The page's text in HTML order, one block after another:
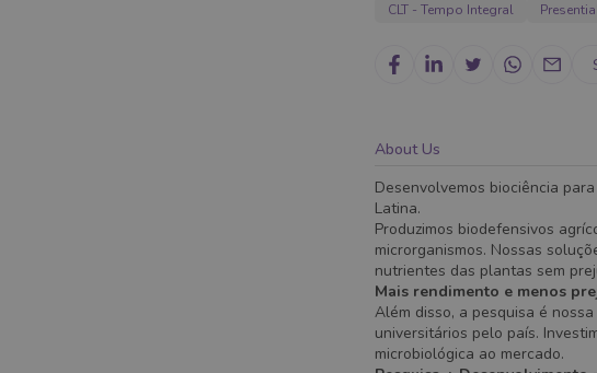
CLT - Tempo Integral
About Us
Desenvolvemos biociência
Latina.
Produzimos biodefensivos
microrganismos. Nossas
nutrientes das plantas sem
Mais rendimento e menos
Além disso, a pesquisa é
universitários pelo país.
microbiológica ao mercado.